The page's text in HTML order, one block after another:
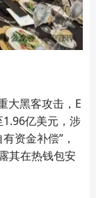
大黑客攻击，E
亿美元，涉
资金补偿”，
其在热钱包安